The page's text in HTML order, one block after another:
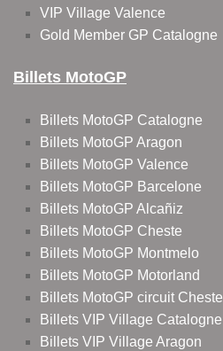
VIP Village Valence
Gold Member GP Catalogne
Billets MotoGP
Billets MotoGP Catalogne
Billets MotoGP Aragon
Billets MotoGP Valence
Billets MotoGP Barcelone
Billets MotoGP Alcañiz
Billets MotoGP Cheste
Billets MotoGP Montmelo
Billets MotoGP Motorland
Billets MotoGP circuit Cheste
Billets VIP Village Catalogne
Billets VIP Village Aragon